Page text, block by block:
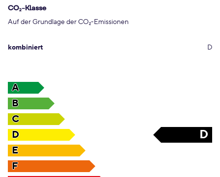
CO2-Klasse
Auf der Grundlage der CO2-Emissionen
kombiniert D
A
B
C
D
D
E
F